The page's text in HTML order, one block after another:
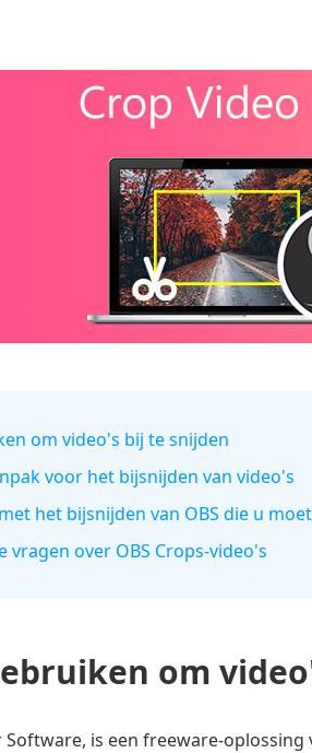
om video's bij te snijden
voor het bijsnijden van video's
het bijsnijden van OBS die u
vragen over OBS Crops-video's
om
Software, is een freeware-